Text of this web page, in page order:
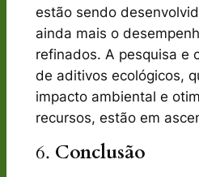
estão sendo
ainda mais o
refinados. A pesquisa e
de aditivos ecológicos,
impacto ambiental e
recursos, estão em
6. Conclusão